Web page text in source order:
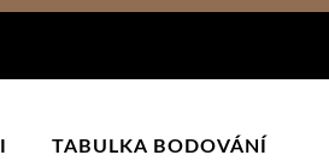
TABULKA BODOVÁNÍ